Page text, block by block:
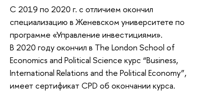
C 2019 по 2020 г. с отличием окончил
специализацию в Женевском университете по
программе «Управление инвестициями».
В 2020 году окончил в The London School of
Economics and Political Science курс “Business,
International Relations and the Political Economy”,
имеет сертификат CPD об окончании курса.